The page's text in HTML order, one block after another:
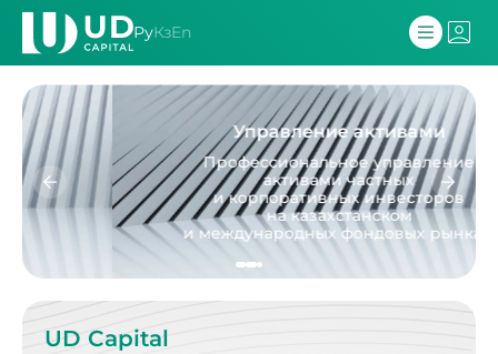
РуКзEn
Управление активами
Профессиональное управление
активами частных
и корпоративных инвесторов
на казахстанском
и международных фондовых рынках.
UD Capital